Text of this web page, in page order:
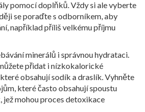
pomocí doplňků. Vždy si ale vyberte
se poraďte s odborníkem, aby
například příliš velkému příjmu
minerálů i správnou hydrataci.
přidat i nízkokalorické
obsahují sodík a draslík. Vyhněte
které často obsahují spoustu
jež mohou proces detoxikace